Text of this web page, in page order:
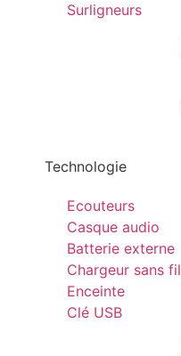
Surligneurs
Technologie
Ecouteurs
Casque audio
Batterie externe
Chargeur sans fil
Enceinte
Clé USB